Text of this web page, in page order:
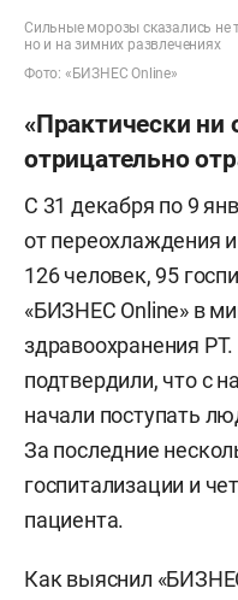
Сильные морозы сказались не
но и на зимних развлечениях
Фото: «БИЗНЕС Online»
«Практически ни
отрицательно
С 31 декабря по 9
от переохлаждения
126 человек, 95
«БИЗНЕС Online» в
здравоохранения
подтвердили, что с
начали поступать
За последние
госпитализации и
пациента.
Как выяснил